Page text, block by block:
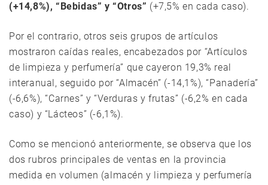
(+14,8%), “Bebidas” y “Otros” (+7,5% en cada caso).
Por el contrario, otros seis grupos de artículos
mostraron caídas reales, encabezados por “Artículos
de limpieza y perfumería” que cayeron 19,3% real
interanual, seguido por “Almacén” (-14,1%), “Panadería”
(-6,6%), “Carnes” y “Verduras y frutas” (-6,2% en cada
caso) y “Lácteos” (-6,1%).
Como se mencionó anteriormente, se observa que los
dos rubros principales de ventas en la provincia
medida en volumen (almacén y limpieza y perfumería